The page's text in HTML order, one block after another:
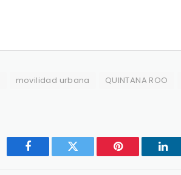
movilidad urbana QUINTANA ROO
Facebook Twitter Pinterest